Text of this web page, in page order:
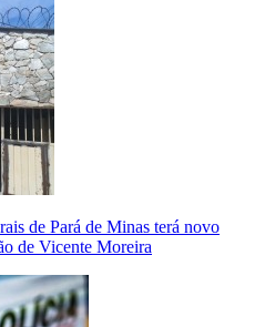
de Pará de Minas terá novo
de Vicente Moreira